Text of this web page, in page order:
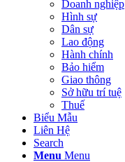
Doanh nghiệp
Hình sự
Dân sự
Lao động
Hành chính
Bảo hiểm
Giao thông
Sở hữu trí tuệ
Thuế
Biểu Mẫu
Liên Hệ
Search
Menu Menu